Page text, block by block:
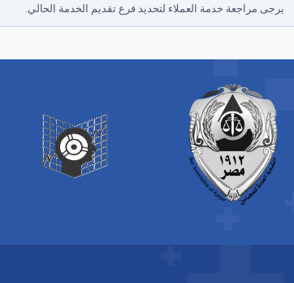
يرجى مراجعة خدمة العملاء لتحديد فرع تقديم الخدمة الحالي.